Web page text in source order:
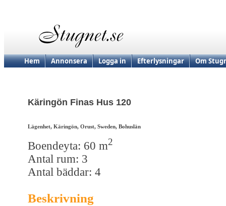
Hem Annonsera Logga in Efterlysningar Om
Käringön Finas Hus 120
Lägenhet, Käringön, Orust, Sweden, Bohuslän
Boendeyta: 60 m2
Antal rum: 3
Antal bäddar: 4
Beskrivning